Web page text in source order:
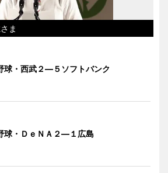
ま
球・西武２―５ソフトバンク
球・ＤｅＮＡ２―１広島